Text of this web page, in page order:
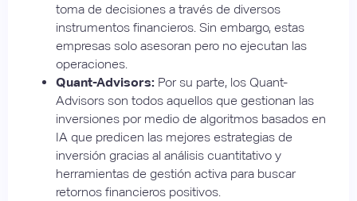
toma de decisiones a través de diversos
instrumentos financieros. Sin embargo, estas
empresas solo asesoran pero no ejecutan las
operaciones.
Quant-Advisors: Por su parte, los Quant-
Advisors son todos aquellos que gestionan las
inversiones por medio de algoritmos basados en
IA que predicen las mejores estrategias de
inversión gracias al análisis cuantitativo y
herramientas de gestión activa para buscar
retornos financieros positivos.